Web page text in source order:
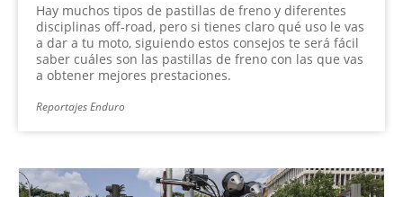
Hay muchos tipos de pastillas de freno y diferentes
disciplinas off-road, pero si tienes claro qué uso le vas
a dar a tu moto, siguiendo estos consejos te será fácil
saber cuáles son las pastillas de freno con las que vas
a obtener mejores prestaciones.
Reportajes Enduro